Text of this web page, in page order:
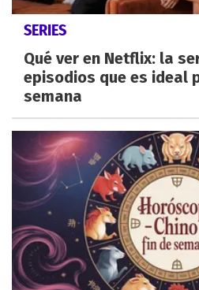
SERIES
Qué ver en Netflix: la
episodios que es ideal
semana